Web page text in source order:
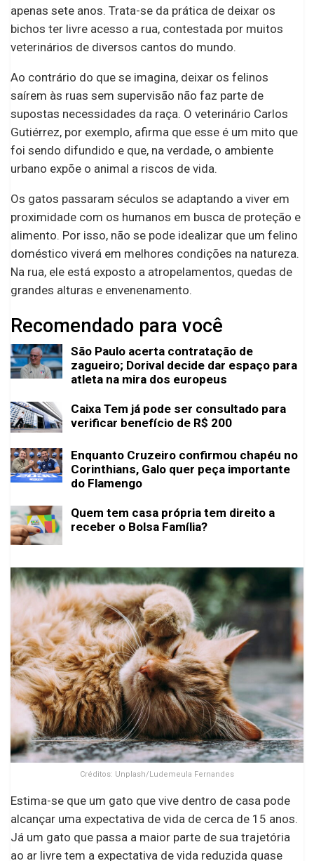
apenas sete anos. Trata-se da prática de deixar os
bichos ter livre acesso a rua, contestada por muitos
veterinários de diversos cantos do mundo.
Ao contrário do que se imagina, deixar os felinos
saírem às ruas sem supervisão não faz parte de
supostas necessidades da raça. O veterinário Carlos
Gutiérrez, por exemplo, afirma que esse é um mito que
foi sendo difundido e que, na verdade, o ambiente
urbano expõe o animal a riscos de vida.
Os gatos passaram séculos se adaptando a viver em
proximidade com os humanos em busca de proteção e
alimento. Por isso, não se pode idealizar que um felino
doméstico viverá em melhores condições na natureza.
Na rua, ele está exposto a atropelamentos, quedas de
grandes alturas e envenenamento.
Recomendado para você
São Paulo acerta contratação de
zagueiro; Dorival decide dar espaço para
atleta na mira dos europeus
Caixa Tem já pode ser consultado para
verificar benefício de R$ 200
Enquanto Cruzeiro confirmou chapéu no
Corinthians, Galo quer peça importante
do Flamengo
Quem tem casa própria tem direito a
receber o Bolsa Família?
Créditos: Unplash/Ludemeula Fernandes
Estima-se que um gato que vive dentro de casa pode
alcançar uma expectativa de vida de cerca de 15 anos.
Já um gato que passa a maior parte de sua trajetória
ao ar livre tem a expectativa de vida reduzida quase